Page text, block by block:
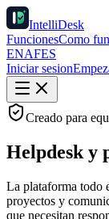
IntelliDesk
FuncionesComo
ENAFES
Iniciar sesion
Creado para
Helpdesk y
La plataforma todo
proyectos y
que necesitan